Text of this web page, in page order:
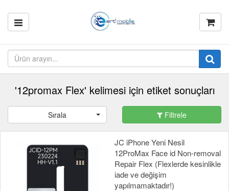
'12promax Flex' kelimesi için etiket sonuçları
Sırala Filtrele
JC iPhone Yeni Nesil
12ProMax Face id Non-removal
Repair Flex (Flexlerde kesinlikle
iade ve değişim
yapılmamaktadır!)